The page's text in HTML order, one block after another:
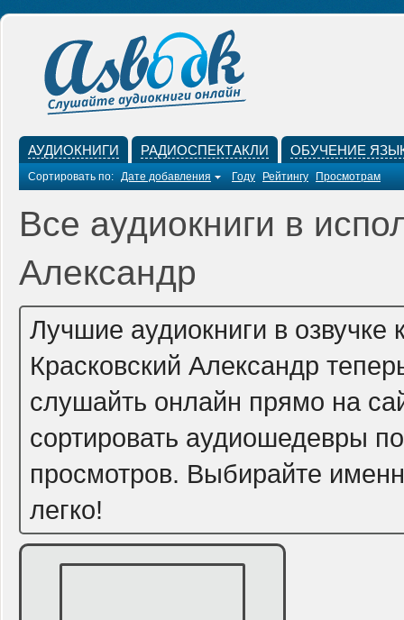
АУДИОКНИГИ РАДИОСПЕКТАКЛИ ОБУЧЕНИЕ
Сортировать по: Дате добавления Году Рейтингу Просмотрам
Все аудиокниги в
Александр
Лучшие аудиокниги в озвучке
Красковский Александр
слушайть онлайн прямо на
сортировать аудиошедевры
просмотров. Выбирайте
легко!